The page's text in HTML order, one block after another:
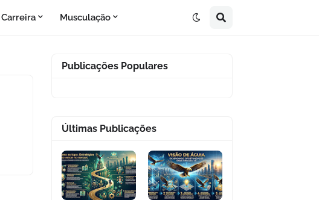
Carreira Musculação
Publicações Populares
Últimas Publicações